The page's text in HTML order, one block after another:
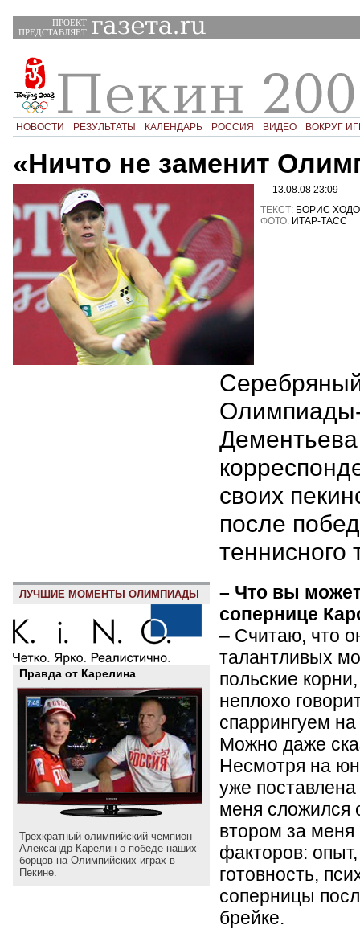
ПРОЕКТ
ПРЕДСТАВЛЯЕТ
НОВОСТИ РЕЗУЛЬТАТЫ КАЛЕНДАРЬ РОССИЯ ВИДЕО ВОКРУГ
«Ничто не заменит
— 13.08.08 23:09 —
ТЕКСТ: БОРИС
ФОТО: ИТАР-ТАСС
своих
после
теннисного
ЛУЧШИЕ МОМЕНТЫ ОЛИМПИАДЫ
Правда от Карелина
Трехкратный олимпийский чемпион
Александр Карелин о победе наших
борцов на Олимпийских играх в
Пекине.
– Что вы
сопернице
– Считаю, что
талантливых
польские
неплохо
спаррингуем
Можно даже
Несмотря на
уже
меня сложился
втором за
факторов:
готовность,
соперницы
брейке.